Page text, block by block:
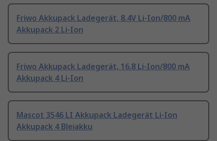
Friwo Akkupack Ladegerät, 8.4V Li-Ion/800 mA
Akkupack 2 Li-Ion
Friwo Akkupack Ladegerät, 16.8 Li-Ion/800 mA
Akkupack 4 Li-Ion
Mascot 3546 LI Akkupack Ladegerät Li-Ion
Akkupack 4 Bleiakku